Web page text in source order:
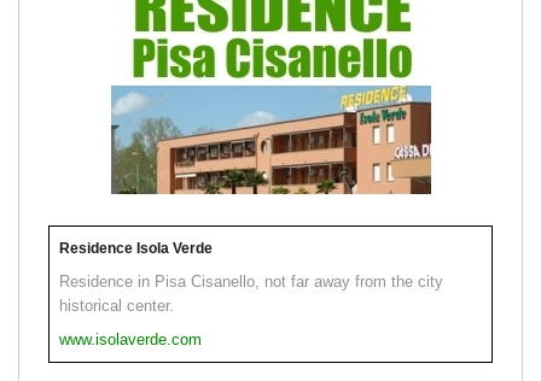
Residence Isola Verde
Residence in Pisa Cisanello, not far away from the city
historical center.
www.isolaverde.com